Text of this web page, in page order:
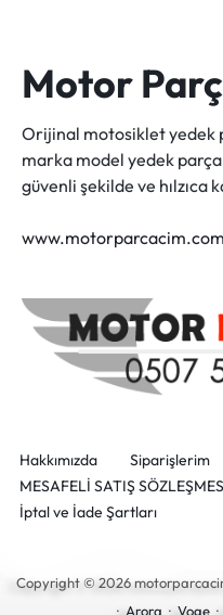
Motor
Orijinal motosiklet yedek
marka model yedek
güvenli şekilde ve hılzıca
www.motorparcacim.com
Hakkımızda Siparişlerim
MESAFELİ SATIŞ
İptal ve İade Şartları
Copyright © 2026
· Arora · Voge·